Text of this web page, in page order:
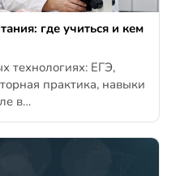
где учиться и кем
технологиях: ЕГЭ,
практика, навыки
в…